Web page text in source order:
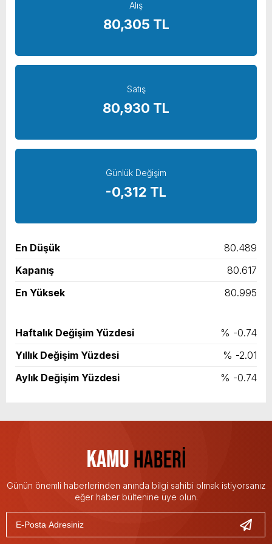
yeni özellikler belli oldu
Alış
80,305 TL
Satış
80,930 TL
Günlük Değişim
-0,312 TL
En Düşük
80.489
Kapanış
80.617
En Yüksek
80.995
Haftalık Değişim Yüzdesi
% -0.74
Yıllık Değişim Yüzdesi
% -2.01
Aylık Değişim Yüzdesi
% -0.74
Günün önemli haberlerinden anında bilgi sahibi olmak istiyorsanız
eğer haber bültenine üye olun.